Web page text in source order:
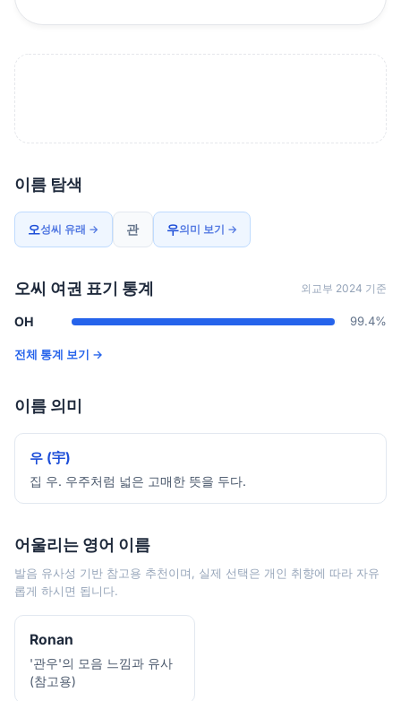
이름 탐색
오성씨 유래 → 관 우의미 보기 →
오씨 여권 표기 통계 외교부 2024 기준
OH 99.4%
전체 통계 보기 →
이름 의미
우 (宇)
집 우. 우주처럼 넓은 고매한 뜻을 두다.
어울리는 영어 이름
발음 유사성 기반 참고용 추천이며, 실제 선택은 개인 취향에 따라 자유
롭게 하시면 됩니다.
Ronan
'관우'의 모음 느낌과 유사
(참고용)